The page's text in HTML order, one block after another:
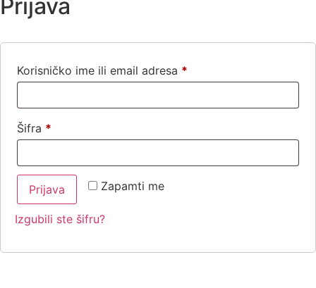
Prijava
Korisničko ime ili email adresa *
Šifra *
Zapamti me
Prijava
Izgubili ste šifru?